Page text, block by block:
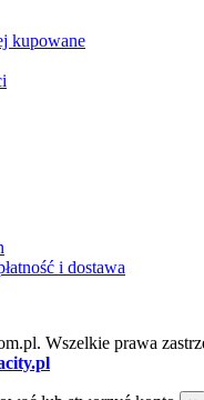
kupowane
i dostawa
Wszelkie prawa